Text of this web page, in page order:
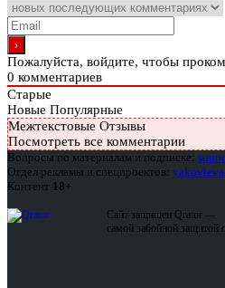
Пожалуйста, войдите, чтобы
0 комментариев
Старые
Новые Популярные
Межтекстовые Отзывы
Посмотреть все комментарии
Вопросы по материалам и подписке:
Отдел рекламы и спецпроектов:
Контент 18+
Сайт защищен Qrator —
самой забойной защитой